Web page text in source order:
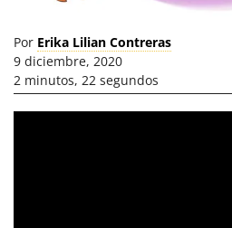
Por Erika Lilian Contreras
9 diciembre, 2020
2 minutos, 22 segundos